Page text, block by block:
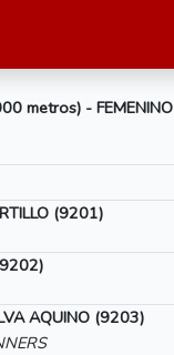
metros) - FEMENINO
(9201)
AQUINO (9203)